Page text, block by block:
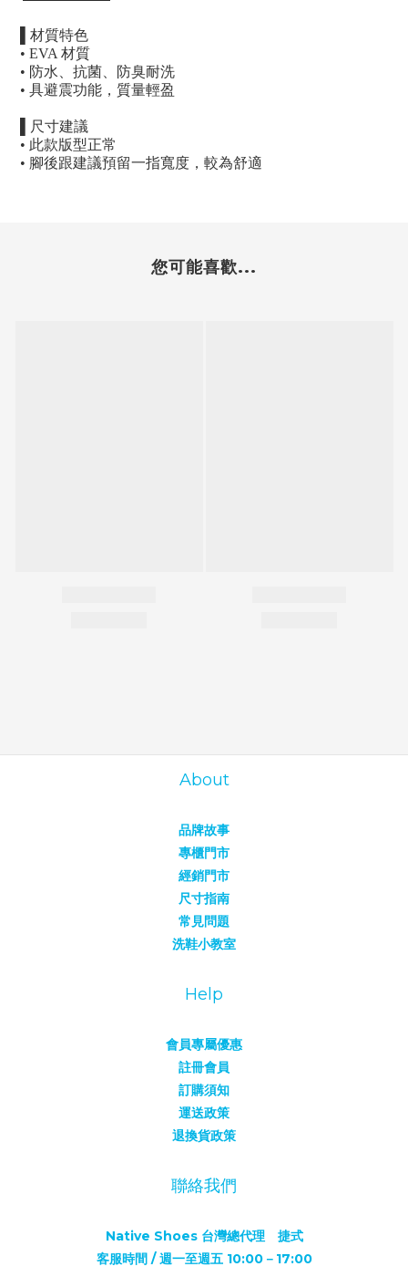
材質特色
• EVA 材質
• 防水、抗菌、防臭耐洗
• 具避震功能，質量輕盈
尺寸建議
• 此款版型正常
• 腳後跟建議預留一指寬度，較為舒適
您可能喜歡...
About
品牌故事
專櫃門市
經銷門市
尺寸指南
常見問題
洗鞋小教室
Help
會員專屬優惠
註冊會員
訂購須知
運送政策
退換貨政策
聯絡我們
Native Shoes 台灣總代理 捷式
客服時間 / 週一至週五 10:00－17:00